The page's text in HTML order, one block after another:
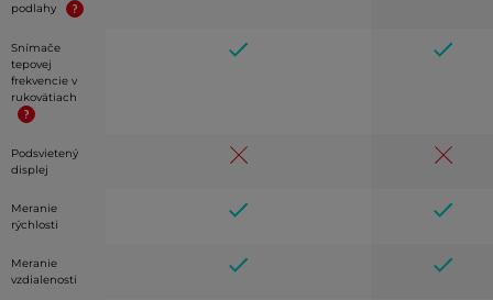
podlahy
Snímače
tepovej
frekvencie v
rukovätiach
Podsvietený
displej
Meranie
rýchlosti
Meranie
vzdialenosti